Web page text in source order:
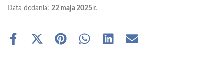
Data dodania: 22 maja 2025 r.
Share
Share
(Twitter)
Share Share Share Share